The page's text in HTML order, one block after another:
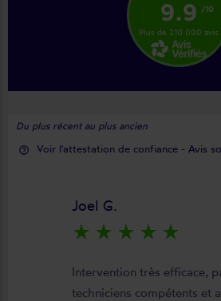
9.9 /10
Plus de 210 000 avis
Du plus récent au plus ancien
help_outline Voir l'attestation de confiance - Avis
Joel G.
star_rate star_rate star_rate star_rate star_rate
Intervention très efficace,
techniciens compétents et